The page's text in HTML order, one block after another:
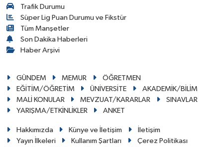
Trafik Durumu
Süper Lig Puan Durumu ve Fikstür
Tüm Manşetler
Son Dakika Haberleri
Haber Arşivi
GÜNDEM MEMUR
ÖĞRETMEN
EĞİTİM/ÖĞRETİM
ÜNİVERSİTE
AKADEMİK/BİLİM
MALİ KONULAR
MEVZUAT/KARARLAR
SINAVLAR
YARIŞMA/ETKİNLİKLER
ANKET
Hakkımızda Künye ve İletişim
İletişim
Yayın İlkeleri
Kullanım Şartları
Çerez Politikası